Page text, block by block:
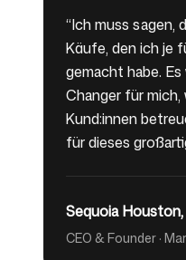
“Ich muss sagen,
Käufe, den ich je
gemacht habe.
Changer für mich,
Kund:innen
für dieses
Sequoia
CEO & Founder ·